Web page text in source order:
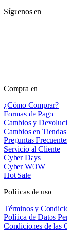
Síguenos en
Compra en
¿Cómo Comprar?
Formas de Pago
Cambios y
Cambios en Tiendas
Preguntas
Servicio al Cliente
Cyber Days
Cyber WOW
Hot Sale
Políticas de uso
Términos y
Política de Datos
Condiciones de las